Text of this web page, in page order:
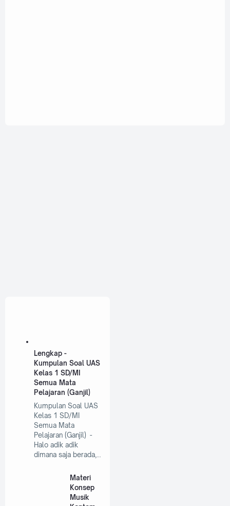
Lengkap -
Kumpulan Soal UAS
Kelas 1 SD/MI
Semua Mata
Pelajaran (Ganjil)
Kumpulan Soal UAS
Kelas 1 SD/MI
Semua Mata
Pelajaran (Ganjil) -
Halo adik adik
dimana saja berada,…
Materi
Konsep
Musik